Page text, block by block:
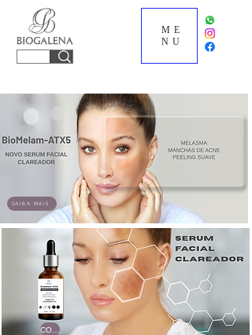
ME
NU
SAIBA MAIS
COMPRE